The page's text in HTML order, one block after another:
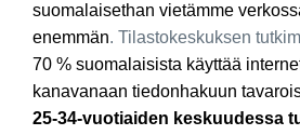
suomalaisethan vietämme
enemmän. Tilastokeskuksen
70 % suomalaisista käyttää
kanavanaan tiedonhakuun
25-34-vuotiaiden keskuudessa